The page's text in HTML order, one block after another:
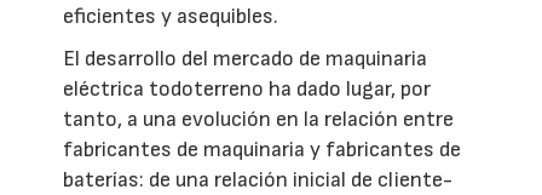
eficientes y asequibles.
El desarrollo del mercado de maquinaria
eléctrica todoterreno ha dado lugar, por
tanto, a una evolución en la relación entre
fabricantes de maquinaria y fabricantes de
baterías: de una relación inicial de cliente-